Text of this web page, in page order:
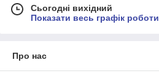
Сьогодні вихідний
Показати весь графік роботи
Про нас